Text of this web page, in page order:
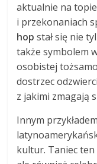
aktualnie na
i przekonaniach
hop stał się nie
także symbolem
osobistej
dostrzec
z jakimi zmagają
Innym
kultur. Taniec